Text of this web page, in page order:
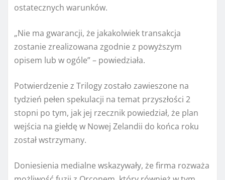
ostatecznych warunków.
„Nie ma gwarancji, że jakakolwiek transakcja
zostanie zrealizowana zgodnie z powyższym
opisem lub w ogóle” – powiedziała.
Potwierdzenie z Trilogy zostało zawieszone na
tydzień pełen spekulacji na temat przyszłości 2
stopni po tym, jak jej rzecznik powiedział, że plan
wejścia na giełdę w Nowej Zelandii do końca roku
został wstrzymany.
Doniesienia medialne wskazywały, że firma rozważa